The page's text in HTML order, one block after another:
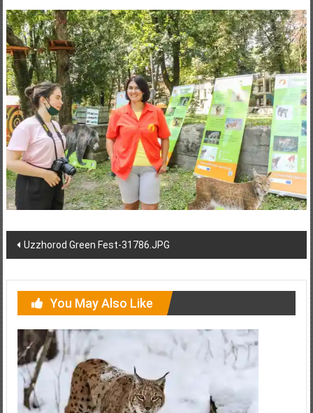
Post
Uzzhorod Green Fest-31786.JPG
You May Also Like